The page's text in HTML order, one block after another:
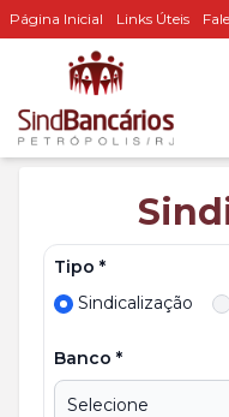
Página Inicial Links Úteis
Tipo *
Sindicalização
Banco *